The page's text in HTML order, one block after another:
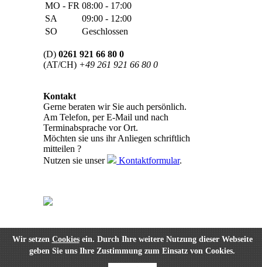
Wir setzenCookiesein. Durch Ihre weitere Nutzung dieser Webseite
geben Sie uns Ihre Zustimmung zum Einsatz von Cookies.
MO - FR 08:00 - 17:00
SA
09:00 - 12:00
SO
Geschlossen
(D) 0261 921 66 80 0
(AT/CH) +49 261 921 66 80 0
Kontakt
Gerne beraten wir Sie auch persönlich.
Am Telefon, per E-Mail und nach
Terminabsprache vor Ort.
Möchten sie uns ihr Anliegen schriftlich
mitteilen ?
Nutzen sie unser
Kontaktformular.